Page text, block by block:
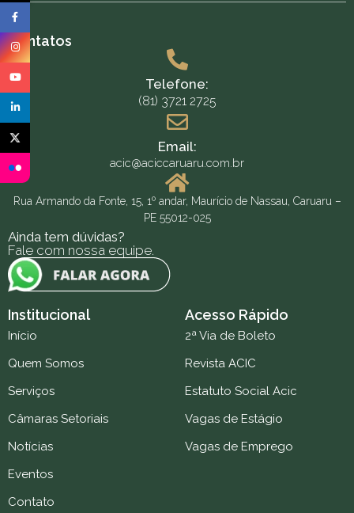
Contatos
Telefone:
(81) 3721 2725
Email:
acic@aciccaruaru.com.br
Rua Armando da Fonte, 15, 1º andar, Maurício de Nassau, Caruaru –
PE 55012-025
Ainda tem dúvidas?
Fale com nossa equipe.
Institucional
Início
Quem Somos
Serviços
Câmaras Setoriais
Notícias
Eventos
Contato
Acesso Rápido
2ª Via de Boleto
Revista ACIC
Estatuto Social Acic
Vagas de Estágio
Vagas de Emprego